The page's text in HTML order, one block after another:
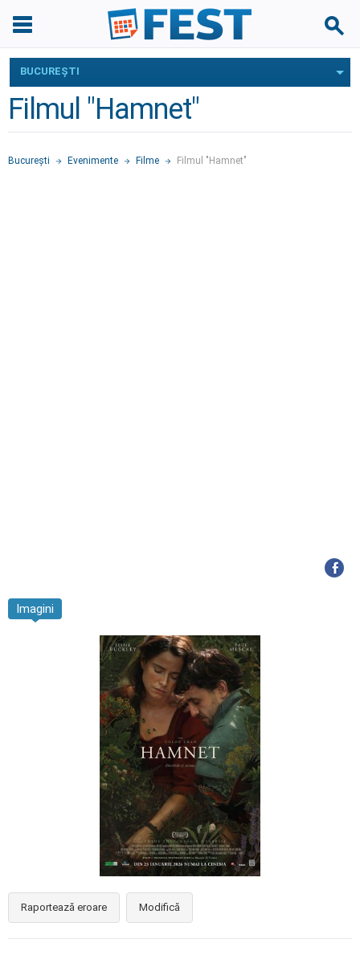
BUCUREŞTI
Filmul "Hamnet"
Bucureşti Evenimente Filme Filmul "Hamnet"
Imagini
Raportează eroare Modifică